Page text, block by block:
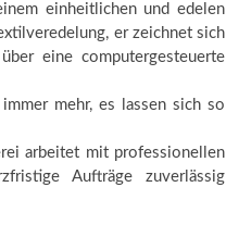
einheitlichen und edelen
er zeichnet sich
eine computergesteuerte
mehr, es lassen sich so
arbeitet mit professionellen
Aufträge zuverlässig